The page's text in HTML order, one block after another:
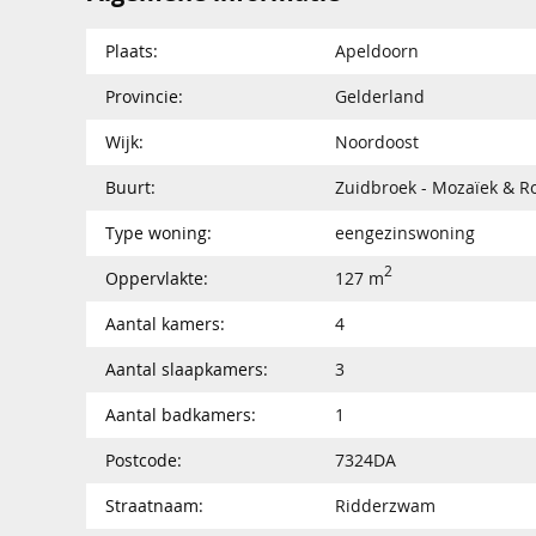
Plaats:
Apeldoorn
Provincie:
Gelderland
Wijk:
Noordoost
Buurt:
Zuidbroek - Mozaïek &
Type woning:
eengezinswoning
Oppervlakte:
127 m2
Aantal kamers:
4
Aantal slaapkamers:
3
Aantal badkamers:
1
Postcode:
7324DA
Straatnaam:
Ridderzwam